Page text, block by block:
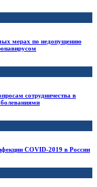
мерах по недопущению
сотрудничества в
COVID-2019 в России